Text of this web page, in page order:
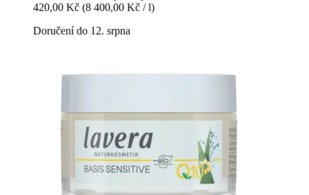
420,00 Kč (8 400,00 Kč / l)
Doručení do 12. srpna